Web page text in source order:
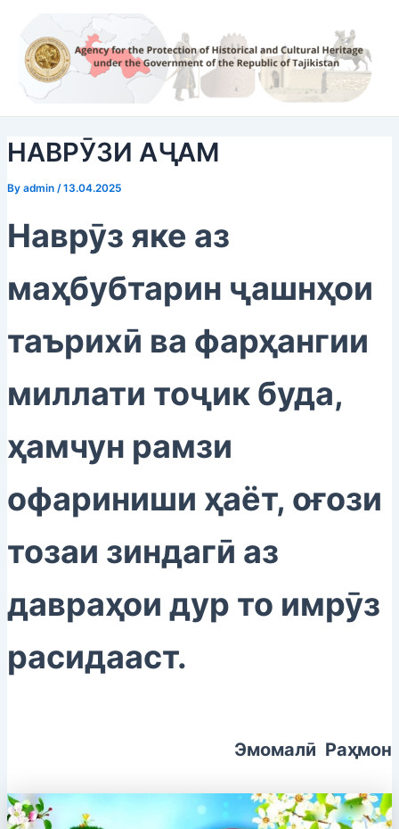
content
НАВРӮЗИ АҶАМ
By admin /13.04.2025
Наврӯз яке аз
маҳбубтарин ҷашнҳои
таърихӣ ва фарҳангии
миллати тоҷик буда,
ҳамчун рамзи
офариниши ҳаёт, оғози
тозаи зиндагӣ аз
давраҳои дур то имрӯз
расидааст.
Эмомалӣ Раҳмон